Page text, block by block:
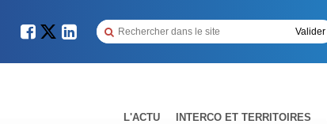
L'ACTU INTERCO ET TERRITOIRES